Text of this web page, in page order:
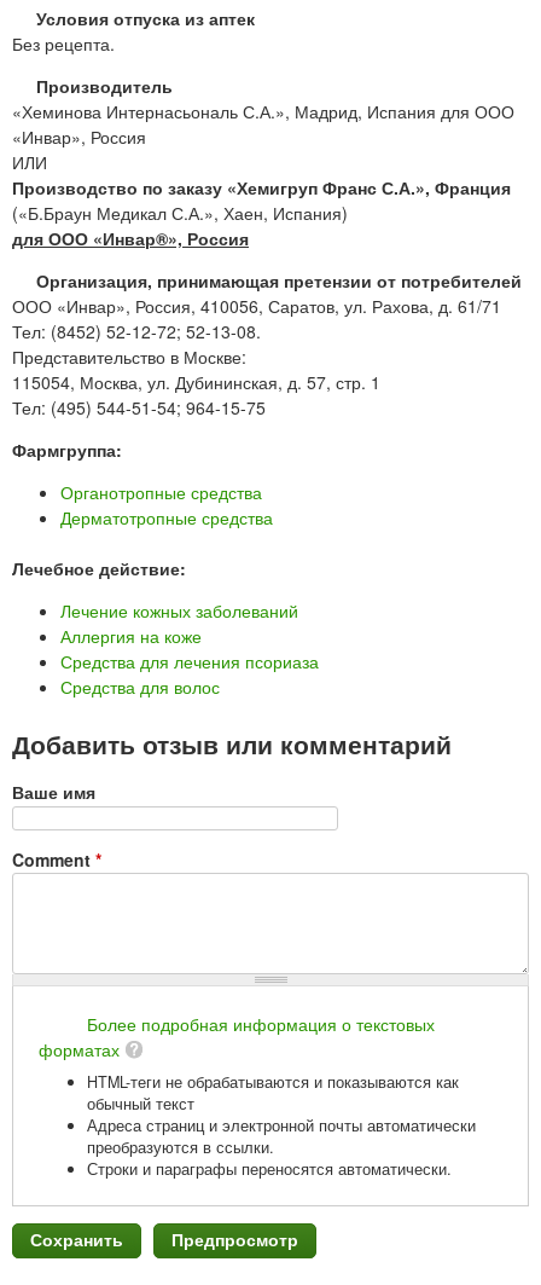
Условия отпуска из аптек
Без рецепта.
Производитель
«Хеминова Интернасьональ С.А.», Мадрид, Испания для ООО
«Инвар», Россия
ИЛИ
Производство по заказу «Хемигруп Франс С.А.», Франция
(«Б.Браун Медикал С.А.», Хаен, Испания)
для ООО «Инвар®», Россия
Организация, принимающая претензии от потребителей
ООО «Инвар», Россия, 410056, Саратов, ул. Рахова, д. 61/71
Тел: (8452) 52-12-72; 52-13-08.
Представительство в Москве:
115054, Москва, ул. Дубининская, д. 57, стр. 1
Тел: (495) 544-51-54; 964-15-75
Фармгруппа:
Органотропные средства
Дерматотропные средства
Лечебное действие:
Лечение кожных заболеваний
Аллергия на коже
Средства для лечения псориаза
Средства для волос
Добавить отзыв или комментарий
Ваше имя
Comment *
Более подробная информация о текстовых
форматах
HTML-теги не обрабатываются и показываются как
обычный текст
Адреса страниц и электронной почты автоматически
преобразуются в ссылки.
Строки и параграфы переносятся автоматически.